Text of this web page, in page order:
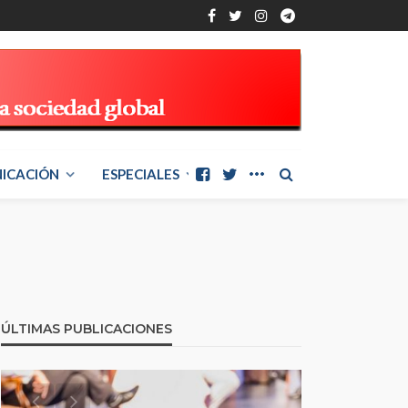
ESPECIALES
ÚLTIMAS PUBLICACIONES